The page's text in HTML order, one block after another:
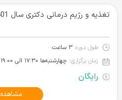
تغذیه و رژیم درمانی دکتری سال 1401_ 1400 استاد جلالی
طول دوره: ۳ ساعت
زمان برگزاری:
رایگان
مشاهده